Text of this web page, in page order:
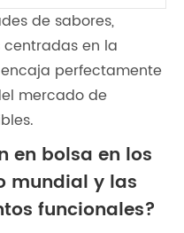
de sabores,
centradas en la
perfectamente
mercado de
en bolsa en los
mundial y las
funcionales?